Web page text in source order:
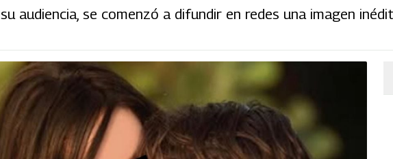
audiencia, se comenzó a difundir en redes una imagen